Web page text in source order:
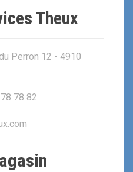
Theux
Perron 12 - 4910
78 82